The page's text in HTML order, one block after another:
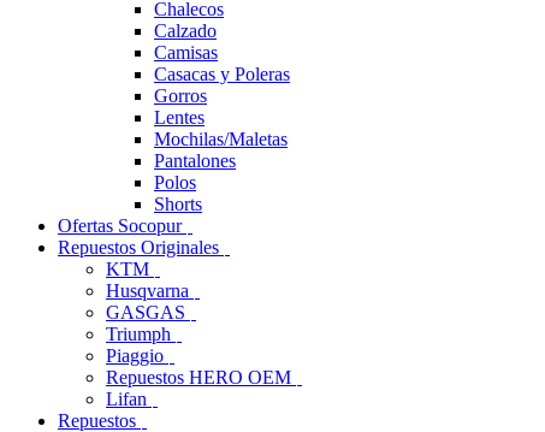
Chalecos
Calzado
Camisas
Casacas y Poleras
Gorros
Lentes
Mochilas/Maletas
Pantalones
Polos
Shorts
Ofertas Socopur
Repuestos Originales
KTM
Husqvarna
GASGAS
Triumph
Piaggio
Repuestos HERO OEM
Lifan
Repuestos